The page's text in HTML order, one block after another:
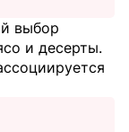
выбор
и десерты.